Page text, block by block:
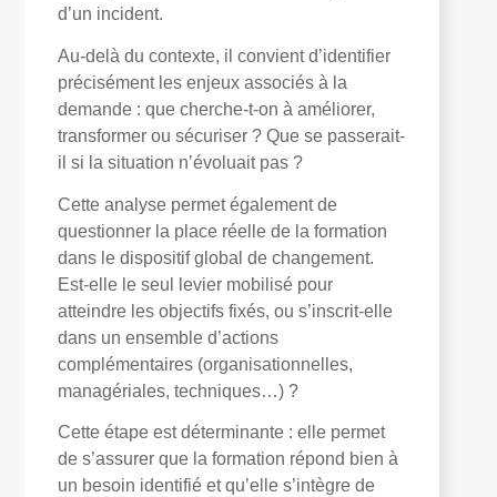
d’un incident.
Au-delà du contexte, il convient d’identifier
précisément les enjeux associés à la
demande : que cherche-t-on à améliorer,
transformer ou sécuriser ? Que se passerait-
il si la situation n’évoluait pas ?
Cette analyse permet également de
questionner la place réelle de la formation
dans le dispositif global de changement.
Est-elle le seul levier mobilisé pour
atteindre les objectifs fixés, ou s’inscrit-elle
dans un ensemble d’actions
complémentaires (organisationnelles,
managériales, techniques…) ?
Cette étape est déterminante : elle permet
de s’assurer que la formation répond bien à
un besoin identifié et qu’elle s’intègre de